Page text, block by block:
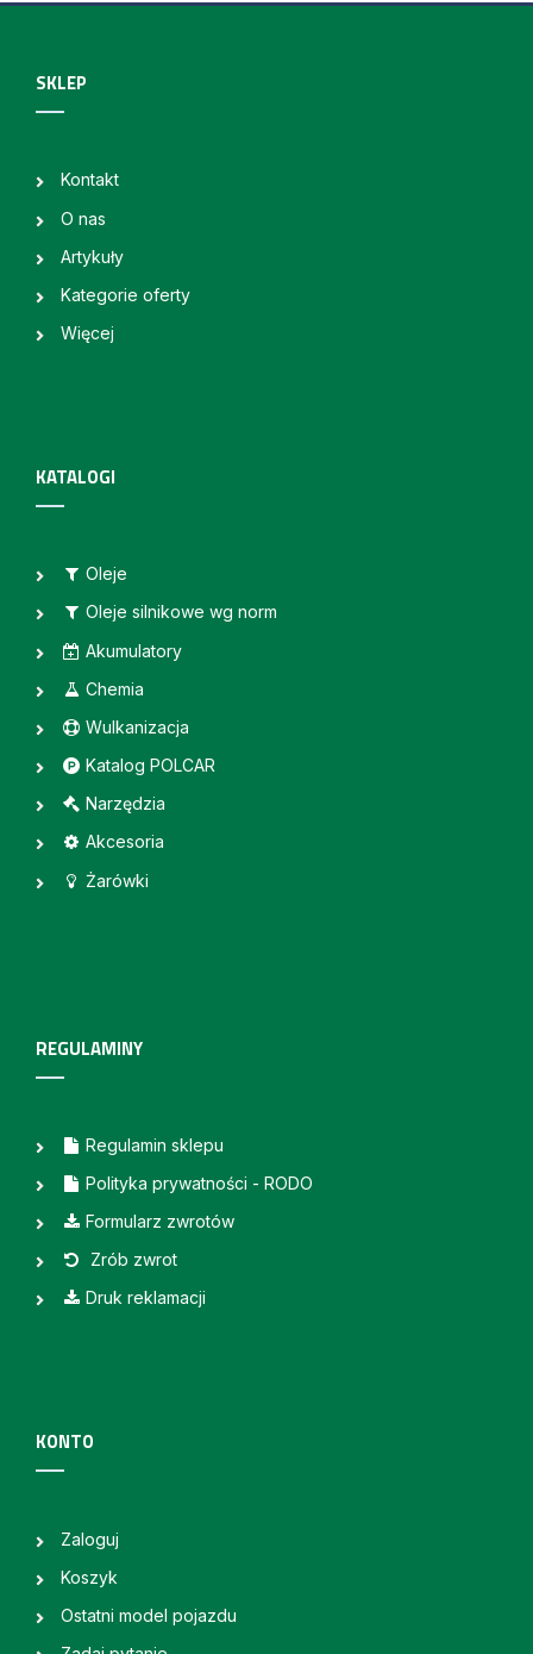
SKLEP
Kontakt
O nas
Artykuły
Kategorie oferty
Więcej
KATALOGI
Oleje
Oleje silnikowe wg norm
Akumulatory
Chemia
Wulkanizacja
Katalog POLCAR
Narzędzia
Akcesoria
Żarówki
REGULAMINY
Regulamin sklepu
Polityka prywatności - RODO
Formularz zwrotów
Zrób zwrot
Druk reklamacji
KONTO
Zaloguj
Koszyk
Ostatni model pojazdu